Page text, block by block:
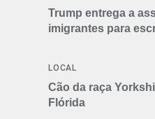
Trump entrega a
imigrantes para
LOCAL
Cão da raça
Flórida